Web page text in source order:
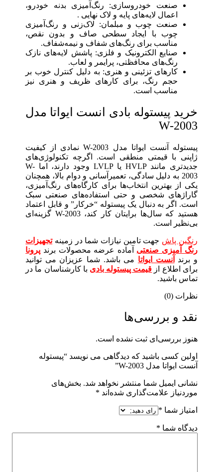
صنعت خودروسازی: رنگ‌آمیزی بدنه خودرو،
اعمال لایه‌های پایه و لاک نهایی .
صنعت چوب و مبلمان: لاک‌زنی و رنگ‌آمیزی
چوب با ایجاد سطحی صاف و بدون نقص،
مناسب برای رنگ‌های شفاف و نیمه‌شفاف.
صنایع الکترونیک و فلزی: پاشش لایه‌های نازک
رنگ‌های محافظتی، پرایمر و لعاب.
کارهای تزئینی و هنری: به دلیل کنترل خوب بر
حجم رنگ، برای کارهای ظریف و هنری نیز
مناسب است.
خرید پیستوله بادی انست ایواتا مدل
W-2003
پیستوله آنست ایواتا مدل W-2003 نمادی از کیفیت
ژاپنی با قیمتی منطقی است. اگرچه تکنولوژی‌های
جدیدتری مانند HVLP یا LVLP وجود دارند، اما W-
2003 به دلیل سادگی، تعمیرآسانی و دوام بالا، همچنان
یکی از بهترین انتخاب‌ها برای کارگاه‌های رنگ‌آمیزی،
گاراژهای شخصی و حتی استفاده‌های صنعتی سبک
است. اگر به دنبال یک پیستوله “خرکار” و قابل اعتماد
هستید که سال‌ها برایتان کار کند، W-2003 گزینه‌ای
بی‌نظیر است.
رنگین پاش جهت تامین نیازات شما در زمینهتجهیزات
رنگ آمیزی صنعتی آماده عرضه محصولات برند پرونا
و برند
آنست ایواتا می باشد. شما عزیزان می توانید
برای اطلاع از قیمت پیستوله بادی با کارشناسان ما در
تماس باشید.
نظرات (0)
نقد و بررسی‌ها
هنوز بررسی‌ای ثبت نشده است.
اولین کسی باشید که دیدگاهی می نویسد “پیستوله
آنست ایواتا مدل W-2003”
نشانی ایمیل شما منتشر نخواهد شد. بخش‌های
موردنیاز علامت‌گذاری شده‌اند *
امتیاز شما *
دیدگاه شما *